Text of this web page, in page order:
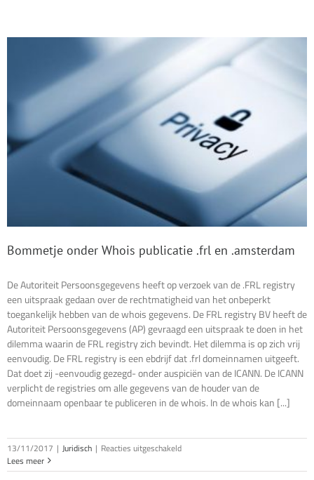
Bommetje onder Whois publicatie .frl en .amsterdam
De Autoriteit Persoonsgegevens heeft op verzoek van de .FRL registry
een uitspraak gedaan over de rechtmatigheid van het onbeperkt
toegankelijk hebben van de whois gegevens. De FRL registry BV heeft de
Autoriteit Persoonsgegevens (AP) gevraagd een uitspraak te doen in het
dilemma waarin de FRL registry zich bevindt. Het dilemma is op zich vrij
eenvoudig. De FRL registry is een ebdrijf dat .frl domeinnamen uitgeeft.
Dat doet zij -eenvoudig gezegd- onder auspiciën van de ICANN. De ICANN
verplicht de registries om alle gegevens van de houder van de
domeinnaam openbaar te publiceren in de whois. In de whois kan [...]
13/11/2017 | Juridisch | Reacties uitgeschakeldvoor
onder
Lees meer